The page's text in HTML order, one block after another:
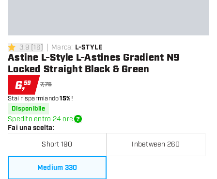
3.9 stelle di valutazione
3.9 [16] Marca: L-STYLE
Astine L-Style L-Astines Gradient N9
Locked Straight Black & Green
6,59 7,75
Stai risparmiando15%!
Disponibile
Spedito entro 24 ore
Fai una scelta:
Short 190 Inbetween 260
Medium 330